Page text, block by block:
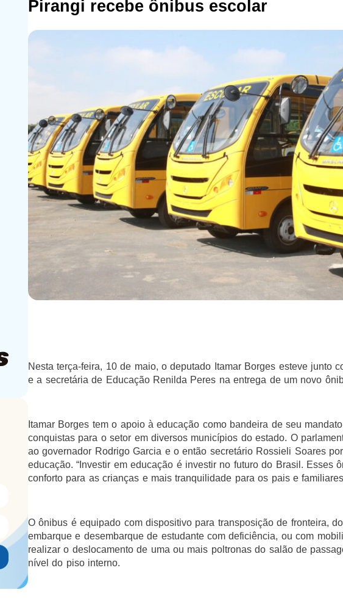
Pirangi recebe ônibus escolar
Nesta terça-feira, 10 de maio, o deputado Itamar Borges esteve junto
e a secretária de Educação Renilda Peres na entrega de um novo
Itamar Borges tem o apoio à educação como bandeira de seu
conquistas para o setor em diversos municípios do estado. O
ao governador Rodrigo Garcia e o então secretário Rossieli Soares
educação. “Investir em educação é investir no futuro do Brasil. Esses
conforto para as crianças e mais tranquilidade para os pais e
O ônibus é equipado com dispositivo para transposição de fronteira,
embarque e desembarque de estudante com deficiência, ou com
realizar o deslocamento de uma ou mais poltronas do salão de
nível do piso interno.